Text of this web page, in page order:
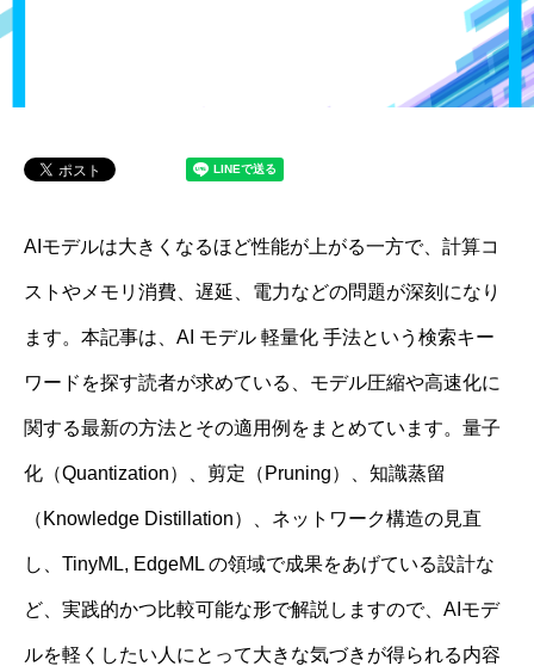
AIモデルは大きくなるほど性能が上がる一方で、計算コ
ストやメモリ消費、遅延、電力などの問題が深刻になり
ます。本記事は、AI モデル 軽量化 手法という検索キー
ワードを探す読者が求めている、モデル圧縮や高速化に
関する最新の方法とその適用例をまとめています。量子
化（Quantization）、剪定（Pruning）、知識蒸留
（Knowledge Distillation）、ネットワーク構造の見直
し、TinyML, EdgeML の領域で成果をあげている設計な
ど、実践的かつ比較可能な形で解説しますので、AIモデ
ルを軽くしたい人にとって大きな気づきが得られる内容